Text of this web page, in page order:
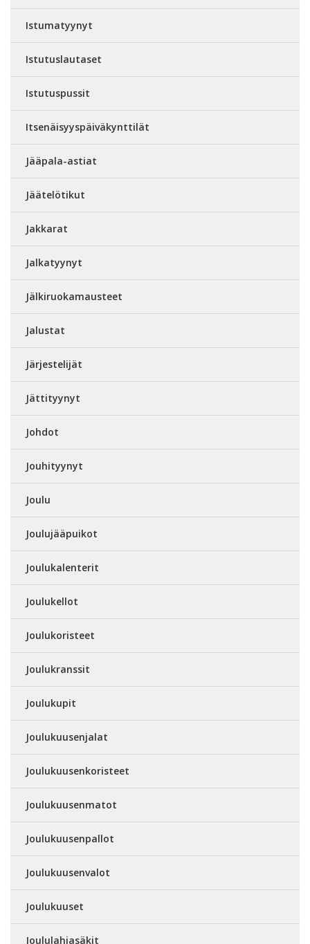
Istumatyynyt
Istutuslautaset
Istutuspussit
Itsenäisyyspäiväkynttilät
Jääpala-astiat
Jäätelötikut
Jakkarat
Jalkatyynyt
Jälkiruokamausteet
Jalustat
Järjestelijät
Jättityynyt
Johdot
Jouhityynyt
Joulu
Joulujääpuikot
Joulukalenterit
Joulukellot
Joulukoristeet
Joulukranssit
Joulukupit
Joulukuusenjalat
Joulukuusenkoristeet
Joulukuusenmatot
Joulukuusenpallot
Joulukuusenvalot
Joulukuuset
Joululahjasäkit